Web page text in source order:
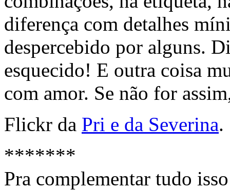
diferença com detalhes
despercebido por alguns.
esquecido! E outra coisa
com amor. Se não for
Flickr da Pri e da Severina.
*******
Pra complementar tudo